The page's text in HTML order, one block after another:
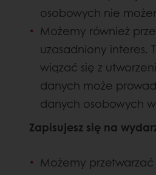
osobowych nie
Możemy również
uzasadniony interes.
wiązać się z
danych może
danych osobowych
Zapisujesz się na
Możemy